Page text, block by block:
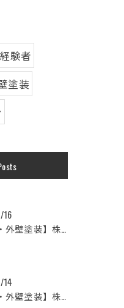
験者
塗装
【大和市・外壁塗装】株式会社シモダで一緒に働いてみませんか？職人さん募集中
【大和市・外壁塗装】株式会社シモダの想い